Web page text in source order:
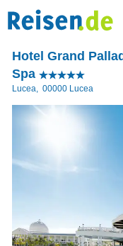
Hotel Grand
Spa
Lucea, 00000 Lucea